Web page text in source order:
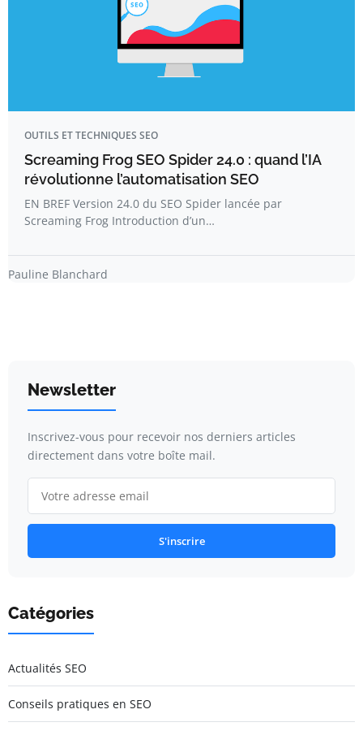
OUTILS ET TECHNIQUES SEO
Screaming Frog SEO Spider 24.0 : quand l’IA
révolutionne l’automatisation SEO
EN BREF Version 24.0 du SEO Spider lancée par
Screaming Frog Introduction d’un…
Pauline Blanchard
Newsletter
Inscrivez-vous pour recevoir nos derniers articles
directement dans votre boîte mail.
S'inscrire
Catégories
Actualités SEO
Conseils pratiques en SEO